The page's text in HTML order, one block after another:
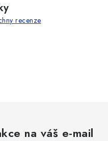
recenze
na váš e-mail